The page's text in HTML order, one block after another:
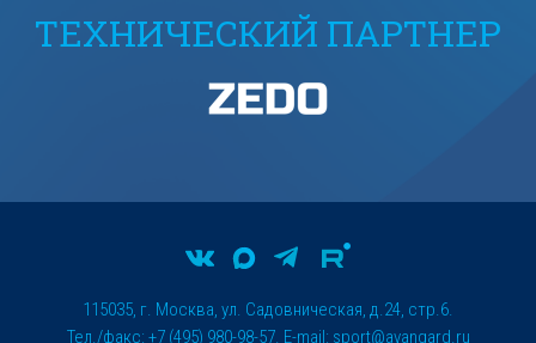
ТЕХНИЧЕСКИЙ ПАРТНЕР
115035, г. Москва, ул. Садовническая, д.24, стр.6.
Тел./факс: +7 (495) 980-98-57. E-mail: sport@avangard.ru